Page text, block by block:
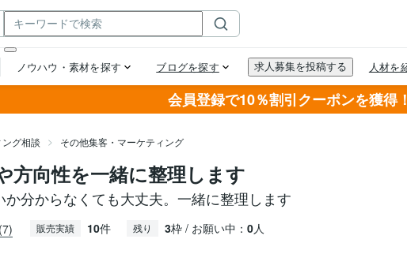
会員登録で10％割引クーポンを獲得！
グ相談 その他集客・マーケティング
方向性を一緒に整理します
分からなくても大丈夫。一緒に整理します
(7) 販売実績 10件 残り 3枠 / お願い中： 0人